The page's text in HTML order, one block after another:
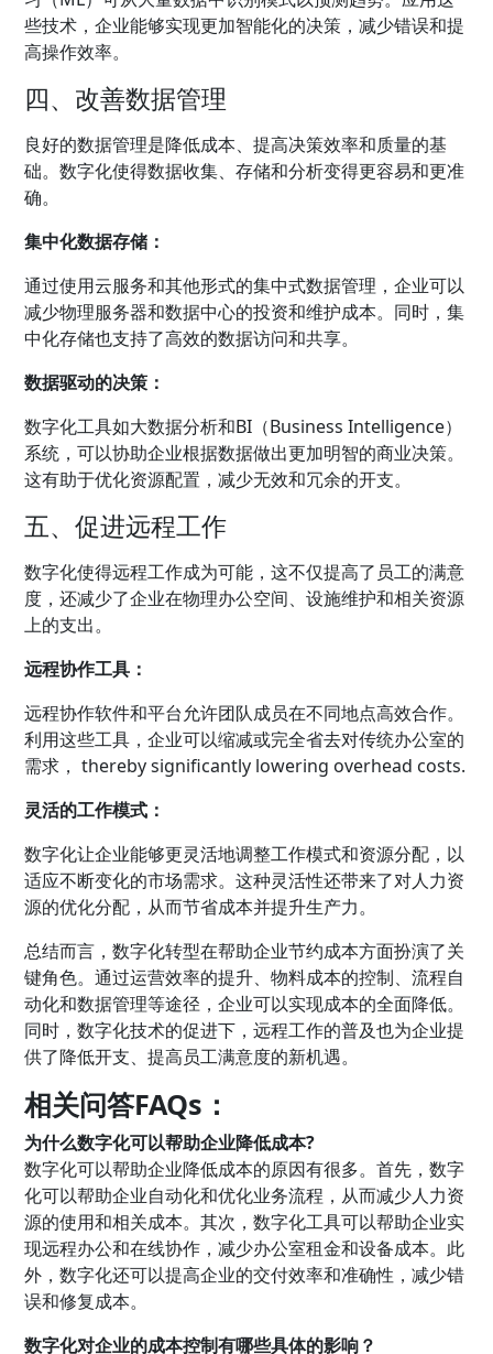
些技术，企业能够实现更加智能化的决策，减少错误和提
高操作效率。
四、改善数据管理
良好的数据管理是降低成本、提高决策效率和质量的基
础。数字化使得数据收集、存储和分析变得更容易和更准
确。
集中化数据存储：
通过使用云服务和其他形式的集中式数据管理，企业可以
减少物理服务器和数据中心的投资和维护成本。同时，集
中化存储也支持了高效的数据访问和共享。
数据驱动的决策：
数字化工具如大数据分析和BI（Business Intelligence）
系统，可以协助企业根据数据做出更加明智的商业决策。
这有助于优化资源配置，减少无效和冗余的开支。
五、促进远程工作
数字化使得远程工作成为可能，这不仅提高了员工的满意
度，还减少了企业在物理办公空间、设施维护和相关资源
上的支出。
远程协作工具：
远程协作软件和平台允许团队成员在不同地点高效合作。
利用这些工具，企业可以缩减或完全省去对传统办公室的
需求， thereby significantly lowering overhead costs.
灵活的工作模式：
数字化让企业能够更灵活地调整工作模式和资源分配，以
适应不断变化的市场需求。这种灵活性还带来了对人力资
源的优化分配，从而节省成本并提升生产力。
总结而言，数字化转型在帮助企业节约成本方面扮演了关
键角色。通过运营效率的提升、物料成本的控制、流程自
动化和数据管理等途径，企业可以实现成本的全面降低。
同时，数字化技术的促进下，远程工作的普及也为企业提
供了降低开支、提高员工满意度的新机遇。
相关问答FAQs：
为什么数字化可以帮助企业降低成本?
数字化可以帮助企业降低成本的原因有很多。首先，数字
化可以帮助企业自动化和优化业务流程，从而减少人力资
源的使用和相关成本。其次，数字化工具可以帮助企业实
现远程办公和在线协作，减少办公室租金和设备成本。此
外，数字化还可以提高企业的交付效率和准确性，减少错
误和修复成本。
数字化对企业的成本控制有哪些具体的影响？